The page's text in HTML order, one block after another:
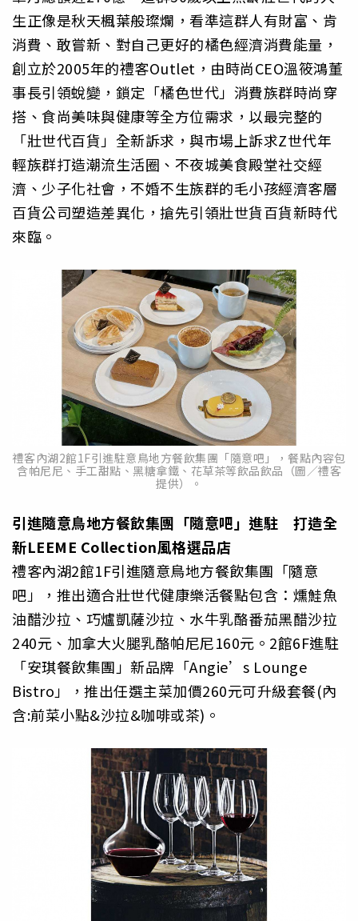
生正像是秋天楓葉般璨爛，看準這群人有財富、肯
消費、敢嘗新、對自己更好的橘色經濟消費能量，
創立於2005年的禮客Outlet，由時尚CEO溫筱鴻董
事長引領蛻變，鎖定「橘色世代」消費族群時尚穿
搭、食尚美味與健康等全方位需求，以最完整的
「壯世代百貨」全新訴求，與市場上訴求Z世代年
輕族群打造潮流生活圈、不夜城美食殿堂社交經
濟、少子化社會，不婚不生族群的毛小孩經濟客層
百貨公司塑造差異化，搶先引領壯世貨百貨新時代
來臨。
禮客內湖2館1F引進駐意鳥地方餐飲集團「隨意吧」，餐點內容包
含帕尼尼、手工甜點、黑糖拿鐵、花草茶等飲品飲品（圖／禮客
提供）。
引進隨意鳥地方餐飲集團「隨意吧」進駐 打造全
新LEEME Collection風格選品店
禮客內湖2館1F引進隨意鳥地方餐飲集團「隨意
吧」，推出適合壯世代健康樂活餐點包含：燻鮭魚
油醋沙拉、巧爐凱薩沙拉、水牛乳酪番茄黑醋沙拉
240元、加拿大火腿乳酪帕尼尼160元。2館6F進駐
「安琪餐飲集團」新品牌「Angie’s Lounge
Bistro」，推出任選主菜加價260元可升級套餐(內
含:前菜小點&沙拉&咖啡或茶)。